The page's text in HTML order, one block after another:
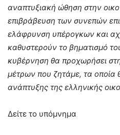
αναπτυξιακή ώθηση στην
επιβράβευση των συνεπών
ελάφρυνση υπέρογκων και
καθυστερούν το βηματισμό
κυβέρνηση θα προχωρήσει
μέτρων που ζητάμε, τα οποία
ανάπτυξης της ελληνικής
Δείτε το υπόμνημα